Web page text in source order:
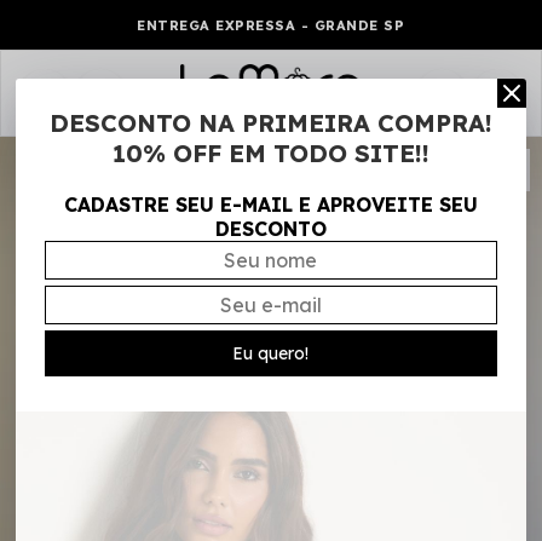
ENTREGA EXPRESSA - GRANDE SP
0
DESCONTO NA PRIMEIRA COMPRA!
10% OFF EM TODO SITE!!
CADASTRE SEU E-MAIL E APROVEITE SEU
DESCONTO
Eu quero!